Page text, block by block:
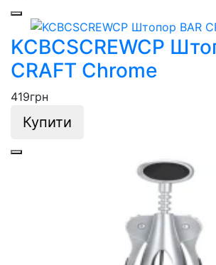
KCBCSCREWCP
CRAFT Chrome
419грн
Купити